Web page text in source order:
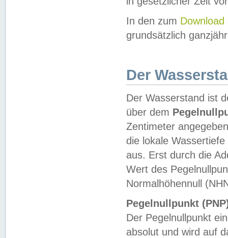
In den zum Download
grundsätzlich
Der
Der Wasserstand ist
über dem
Zentimeter
die lokale
aus. Erst durch die
Wert des
Normalhöhennull
Pegelnullpunkt
Der Pegelnullpunkt
absolut und wird auf